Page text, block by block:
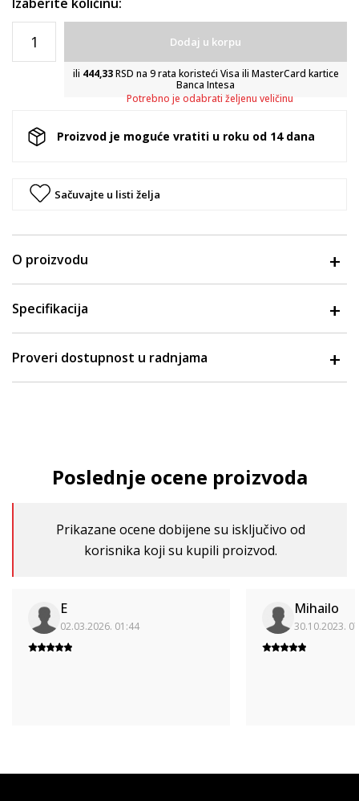
Dodaj u korpu
ili 444,33RSD na 9 rata koristeći Visa ili MasterCard kartice
Banca Intesa
Potrebno je odabrati željenu veličinu
Proizvod je moguće vratiti u roku od 14 dana
Sačuvajte u listi želja
O proizvodu
Specifikacija
Proveri dostupnost u radnjama
Poslednje ocene proizvoda
Prikazane ocene dobijene su isključivo od
korisnika koji su kupili proizvod.
E
02.03.2026. 01:44
Mihailo
30.10.2023.